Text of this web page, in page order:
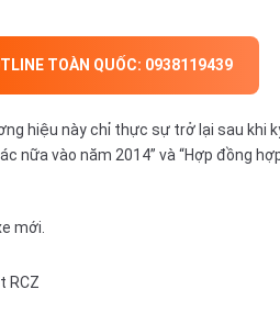
TOÀN QUỐC: 0938119439
hiệu này chỉ thực sự trở lại sau khi
nữa vào năm 2014” và “Hợp đồng
mới.
RCZ